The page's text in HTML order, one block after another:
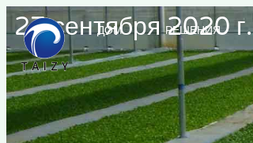
ДОМ РЕШЕНИЯ
27 сентября 2020 г.